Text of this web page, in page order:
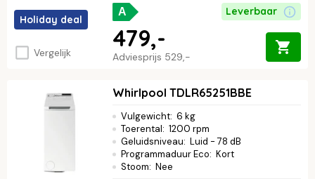
Holiday deal
Vergelijk
A Leverbaar
Adviesprijs 529,-
479,-
Whirlpool TDLR65251BBE
Vulgewicht: 6 kg
Toerental: 1200 rpm
Geluidsniveau: Luid - 78 dB
Programmaduur Eco: Kort
Stoom: Nee